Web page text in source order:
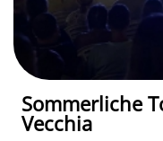
Sommerliche
Vecchia